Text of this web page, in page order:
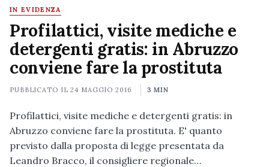
IN EVIDENZA
Profilattici, visite mediche e
detergenti gratis: in Abruzzo
conviene fare la prostituta
PUBBLICATO IL24 MAGGIO 2016 3 MIN
Profilattici, visite mediche e detergenti gratis: in
Abruzzo conviene fare la prostituta. E' quanto
previsto dalla proposta di legge presentata da
Leandro Bracco, il consigliere regionale…